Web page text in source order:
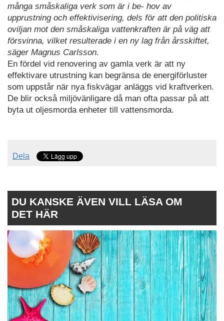
många småskaliga verk som är i be- hov av
upprustning och effektivisering, dels för att den politiska
oviljan mot den småskaliga vattenkraften är på väg att
försvinna, vilket resulterade i en ny lag från årsskiftet,
säger Magnus Carlsson.
En fördel vid renovering av gamla verk är att ny
effektivare utrustning kan begränsa de energiförluster
som uppstår när nya fiskvägar anläggs vid kraftverken.
De blir också miljövänligare då man ofta passar på att
byta ut oljesmorda enheter till vattensmorda.
Dela
DU KANSKE ÄVEN VILL LÄSA OM
DET HÄR